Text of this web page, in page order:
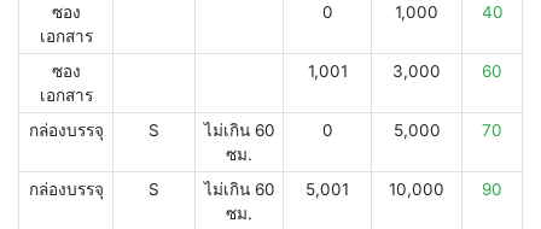
ซอง
เอกสาร
0 1,000 40
ซอง
เอกสาร
1,001 3,000 60
กล่องบรรจุ S
ไม่เกิน 60
ซม.
0 5,000 70
กล่องบรรจุ S
ไม่เกิน 60
ซม.
5,001 10,000 90